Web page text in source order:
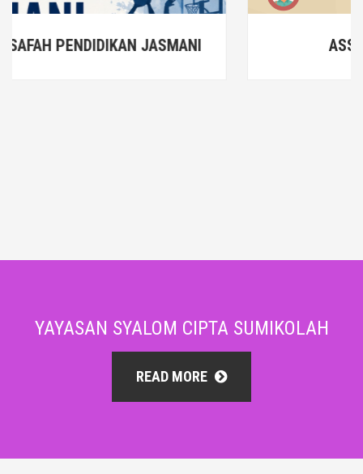
ASSESMENT KEPRIBADIAN
YAYASAN SYALOM CIPTA SUMIKOLAH
READ MORE